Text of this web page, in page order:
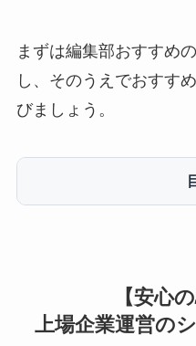
まずは編集部おすすめ
し、そのうえでおすす
びましょう。
【安心
上場企業運営の